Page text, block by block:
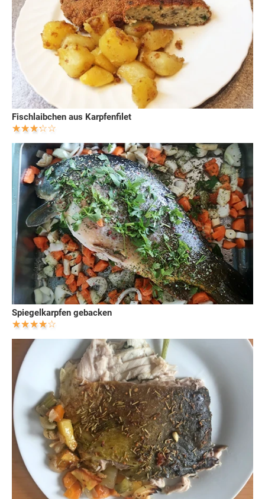
Fischlaibchen aus Karpfenfilet
Spiegelkarpfen gebacken